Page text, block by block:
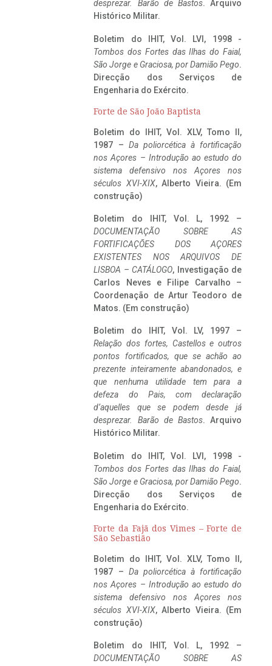
desprezar. Barão de Bastos. Arquivo
Histórico Militar.
Boletim do IHIT, Vol. LVI, 1998 -
Tombos dos Fortes das Ilhas do Faial,
São Jorge e Graciosa, por Damião Pego.
Direcção dos Serviços de
Engenharia do Exército.
Forte de São João Baptista
Boletim do IHIT, Vol. XLV, Tomo II,
1987 – Da poliorcética à fortificação
nos Açores – Introdução ao estudo do
sistema defensivo nos Açores nos
séculos XVI-XIX, Alberto Vieira. (Em
construção)
Boletim do IHIT, Vol. L, 1992 –
DOCUMENTAÇÃO SOBRE AS
FORTIFICAÇÕES DOS AÇORES
EXISTENTES NOS ARQUIVOS DE
LISBOA – CATÁLOGO, Investigação de
Carlos Neves e Filipe Carvalho –
Coordenação de Artur Teodoro de
Matos. (Em construção)
Boletim do IHIT, Vol. LV, 1997 –
Relação dos fortes, Castellos e outros
pontos fortificados, que se achão ao
prezente inteiramente abandonados, e
que nenhuma utilidade tem para a
defeza do Pais, com declaração
d’aquelles que se podem desde já
desprezar. Barão de Bastos. Arquivo
Histórico Militar.
Boletim do IHIT, Vol. LVI, 1998 -
Tombos dos Fortes das Ilhas do Faial,
São Jorge e Graciosa, por Damião Pego.
Direcção dos Serviços de
Engenharia do Exército.
Forte da Fajã dos Vimes – Forte de
São Sebastião
Boletim do IHIT, Vol. XLV, Tomo II,
1987 – Da poliorcética à fortificação
nos Açores – Introdução ao estudo do
sistema defensivo nos Açores nos
séculos XVI-XIX, Alberto Vieira. (Em
construção)
Boletim do IHIT, Vol. L, 1992 –
DOCUMENTAÇÃO SOBRE AS